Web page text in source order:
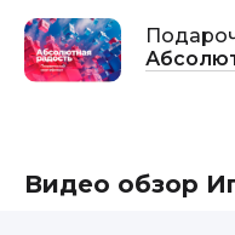
Видео обзор